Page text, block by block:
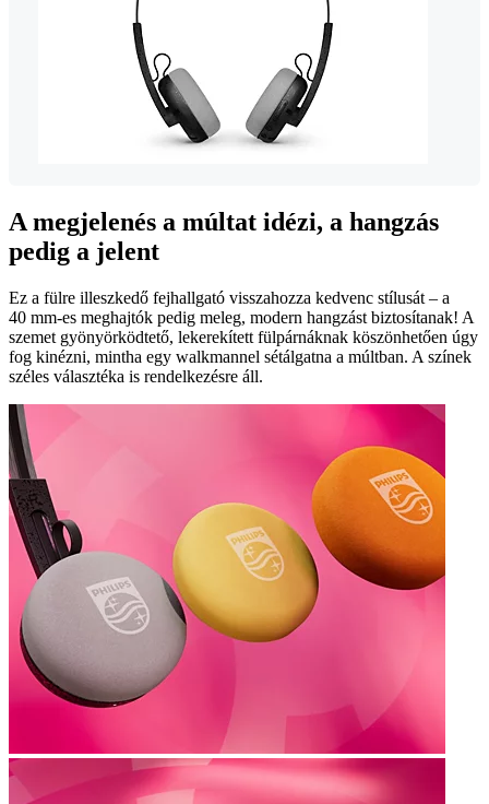
A megjelenés a múltat idézi, a hangzás
pedig a jelent
Ez a fülre illeszkedő fejhallgató visszahozza kedvenc stílusát – a
40 mm-es meghajtók pedig meleg, modern hangzást biztosítanak! A
szemet gyönyörködtető, lekerekített fülpárnáknak köszönhetően úgy
fog kinézni, mintha egy walkmannel sétálgatna a múltban. A színek
széles választéka is rendelkezésre áll.